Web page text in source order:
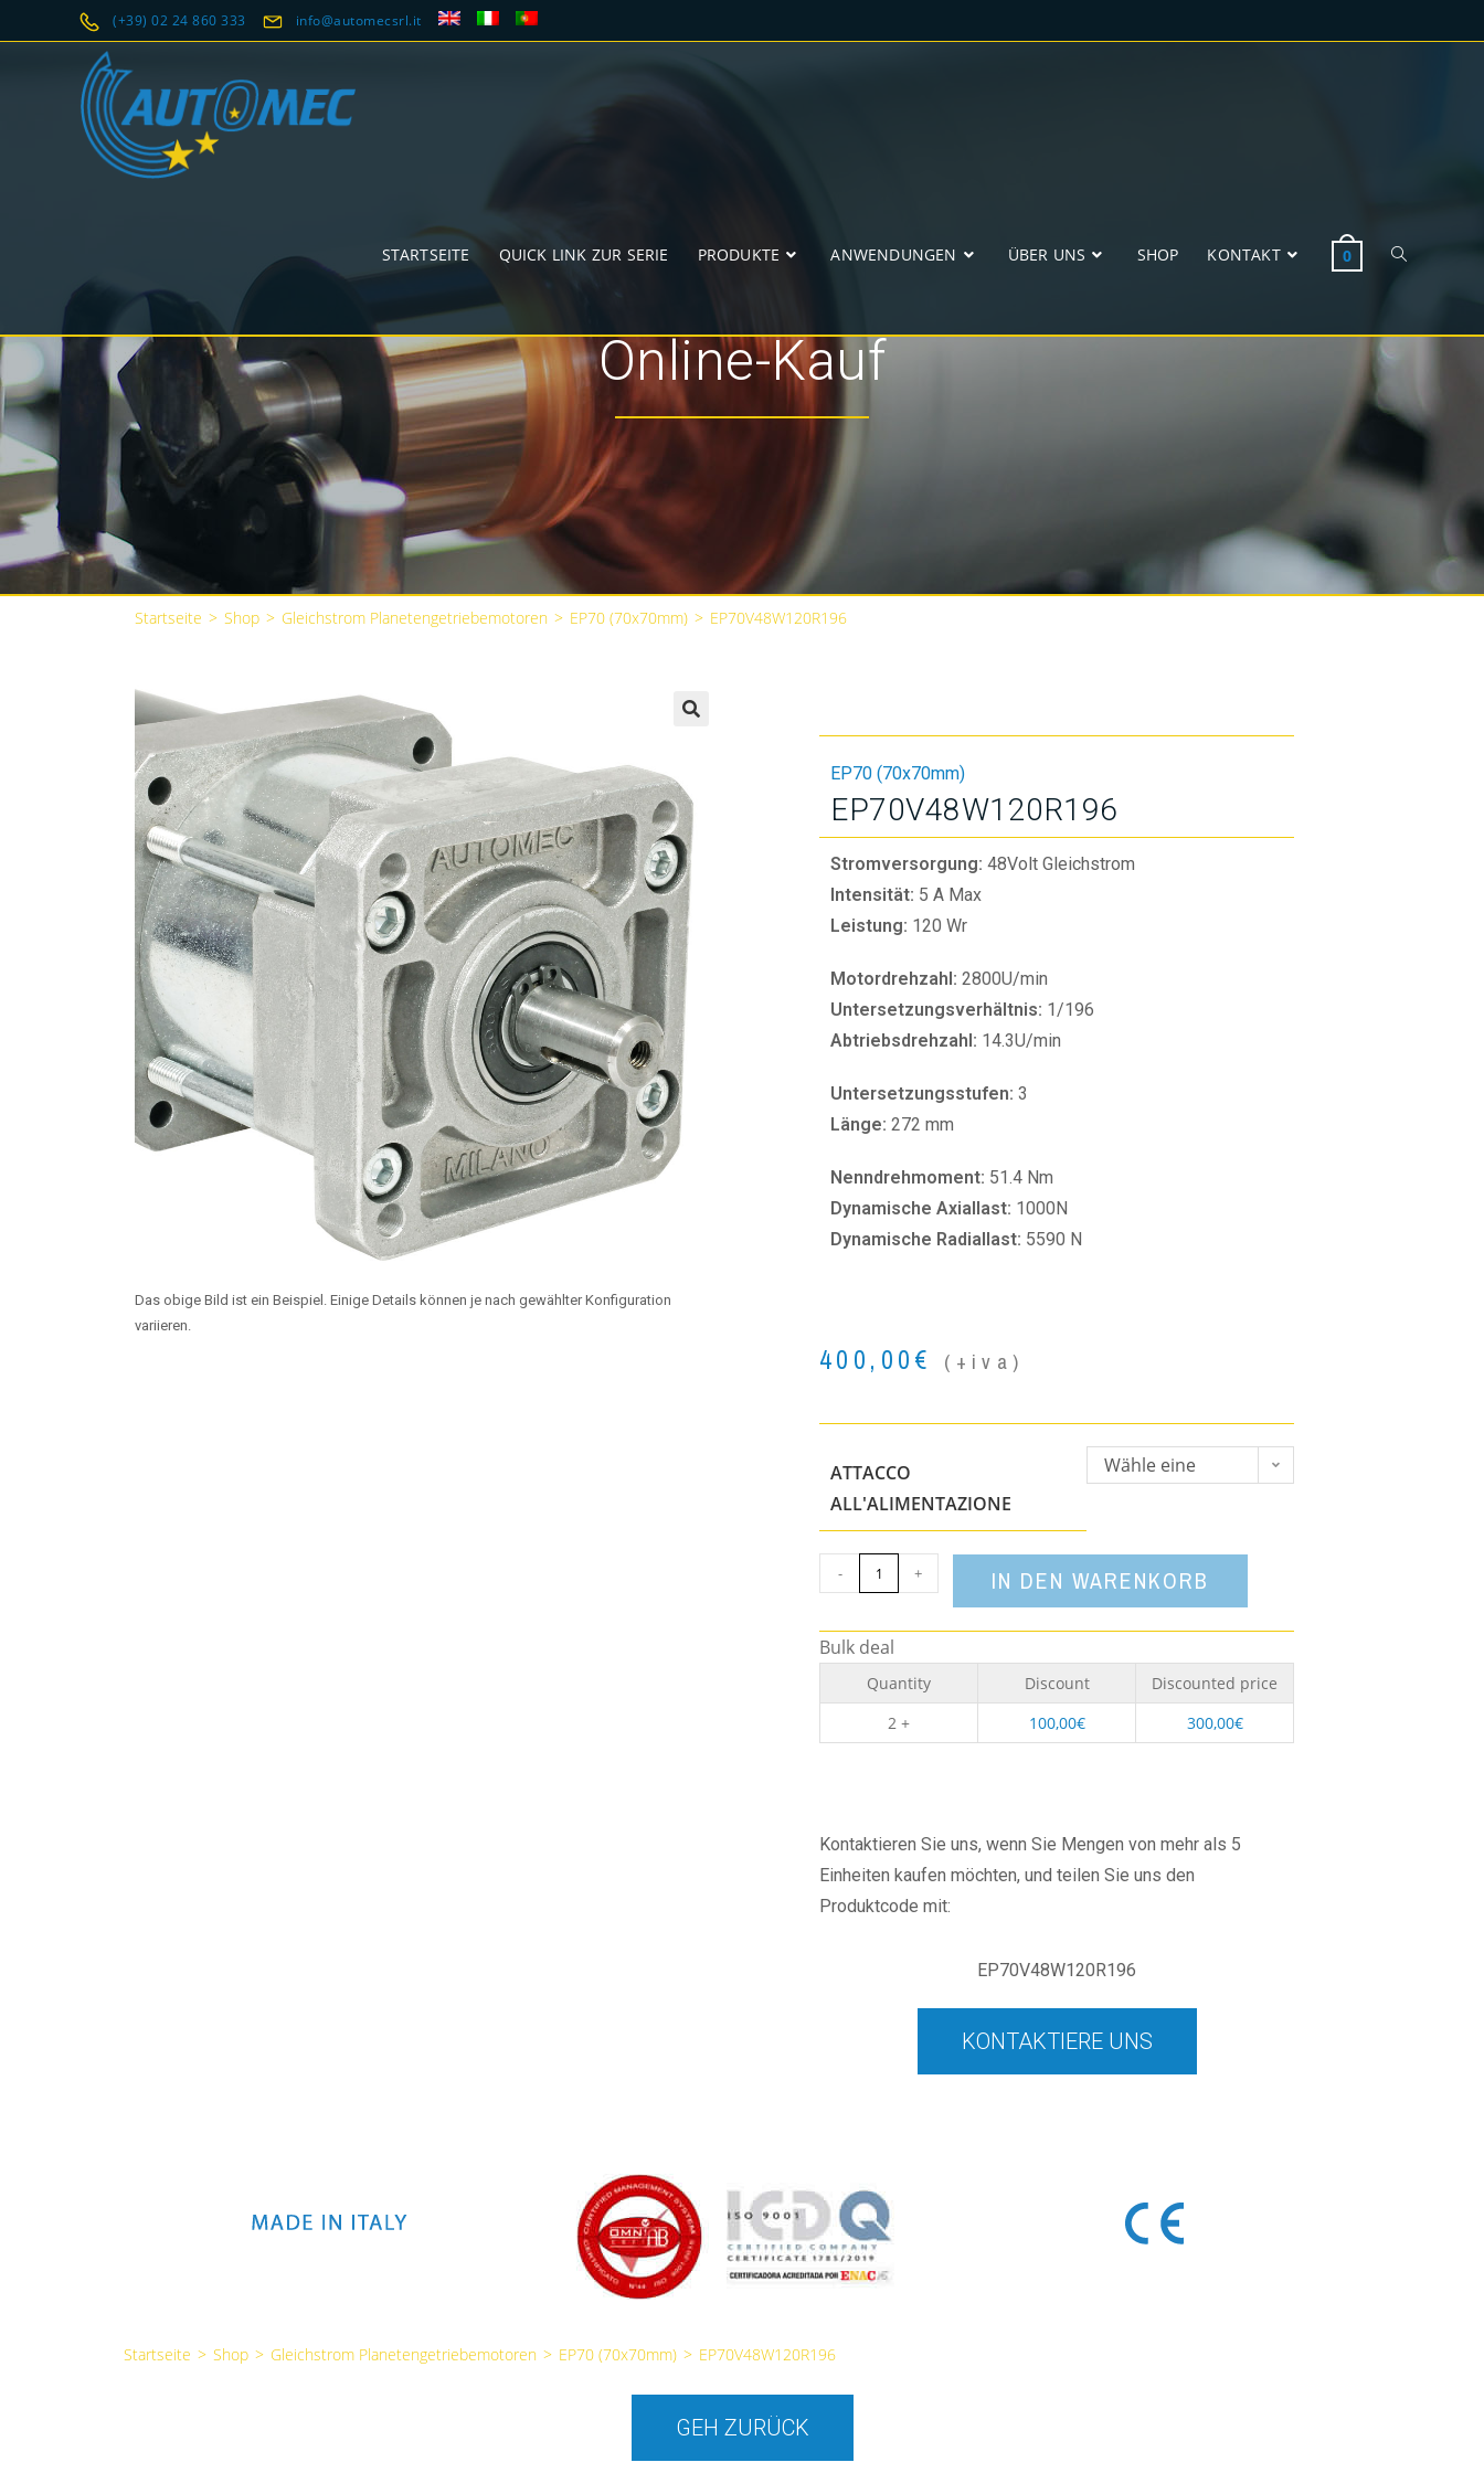
(+39) 02 24 860 333 info@automecsrl.it
STARTSEITE QUICK LINK ZUR SERIE PRODUKTE ANWENDUNGEN ÜBER UNS SHOP KONTAKT 0
Online-Kauf
Startseite > Shop > Gleichstrom Planetengetriebemotoren > EP70 (70x70mm) > EP70V48W120R196
Das obige Bild ist ein Beispiel. Einige Details können je nach gewählter Konfiguration
variieren.
EP70 (70x70mm)
EP70V48W120R196
Stromversorgung: 48Volt Gleichstrom
Intensität: 5 A Max
Leistung: 120 Wr
Motordrehzahl: 2800U/min
Untersetzungsverhältnis: 1/196
Abtriebsdrehzahl: 14.3U/min
Untersetzungsstufen: 3
Länge: 272 mm
Nenndrehmoment: 51.4 Nm
Dynamische Axiallast: 1000N
Dynamische Radiallast: 5590 N
400,00€ (+iva)
ATTACCO
ALL'ALIMENTAZIONE
Wähle eine
- + IN DEN WARENKORB
Bulk deal
Quantity Discount
Discounted price
2 +
100,00€ 300,00€
Kontaktieren Sie uns, wenn Sie Mengen von mehr als 5
Einheiten kaufen möchten, und teilen Sie uns den
Produktcode mit:
EP70V48W120R196
KONTAKTIERE UNS
Startseite > Shop > Gleichstrom Planetengetriebemotoren > EP70 (70x70mm) > EP70V48W120R196
GEH ZURÜCK